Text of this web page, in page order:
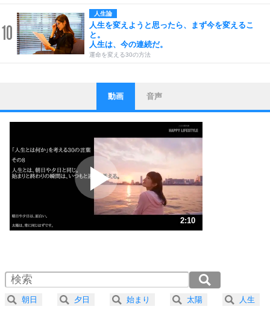
10
人生論
人生を変えようと思ったら、まず今を変えるこ
と。
人生は、今の連続だ。
運命を変える30の方法
1
ストレス対策
他人と比べない。
いっそのこと、他人を見ない。
いらいらしない人になる30の方法
プラス思考
ポジティブになれない原因は、行動しないから。
ポジティブ思考になる30の方法
ストレス対策
人生、なんとかなるもの。
気楽に生きる30の方法
4 器の大きい人は、怒りを優しさで表現する。
プラス思考
動画 音声
2:10
2.0倍速 （255KB 1分5秒）
2.5倍速 （205KB 52秒）
3.0倍速 （171KB 43秒）
朝日 夕日 始まり 太陽 人生